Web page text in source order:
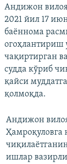
Андижон
2021 йил 17
баённома
огоҳлантириш
чақиртирган
судда кўриб
қайси
қолмоқда.
Андижон
Ҳамроқуловга
ишлар